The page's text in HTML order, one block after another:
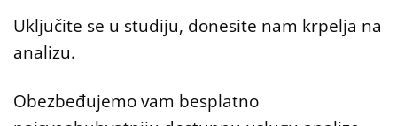
Uključite se u studiju, donesite nam krpelja na
analizu.
Obezbeđujemo vam besplatno